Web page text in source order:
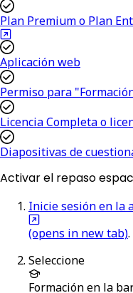
Plan Premium o Plan
Aplicación web
Permiso para
Licencia Completa o
Diapositivas de
Activar el repaso
Inicie sesión en la
(opens in new tab).
Seleccione
Formaciónen la